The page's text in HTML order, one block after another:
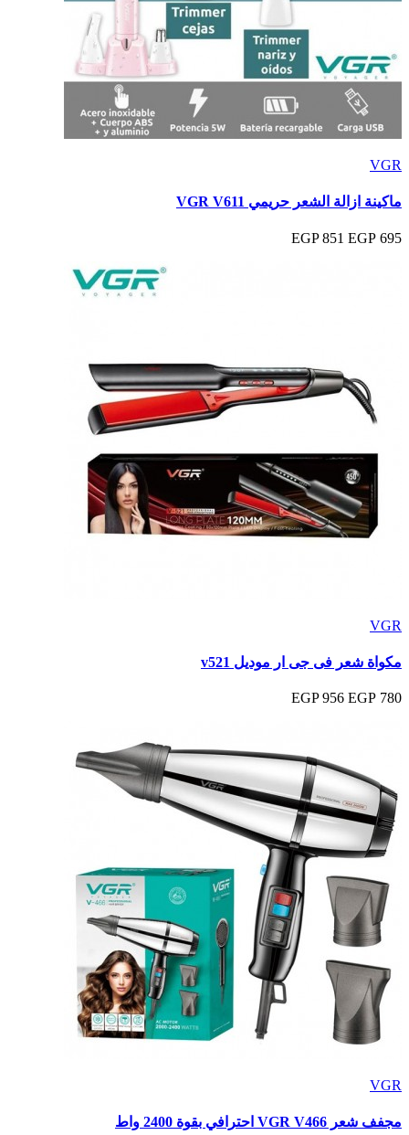
VGR
ماكينة ازالة الشعر حريمي VGR V611
695 EGP
851 EGP
VGR
مكواة شعر فى جى ار موديل v521
780 EGP
956 EGP
VGR
مجفف شعر VGR V466 احترافي بقوة 2400 واط